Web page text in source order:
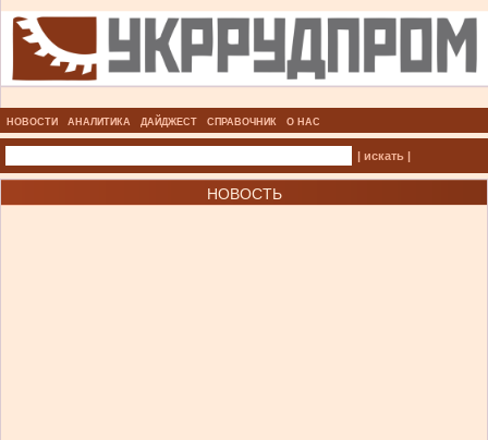
НОВОСТИ АНАЛИТИКА ДАЙДЖЕСТ СПРАВОЧНИК О НАС
| искать |
НОВОСТЬ